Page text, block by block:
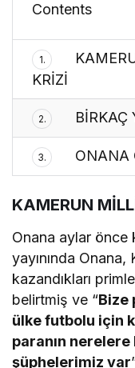
Contents
1.
KRİZİ
2. BİRKAÇ
3. ONANA
KAMERUN
Onana aylar önce
yayınında Onana,
kazandıkları
belirtmiş ve “Bize
ülke futbolu için
paranın nerelere
şüphelerimiz var